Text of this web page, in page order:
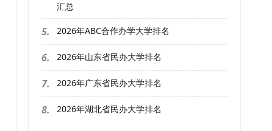
汇总
5. 2026年ABC合作办学大学排名
6. 2026年山东省民办大学排名
7. 2026年广东省民办大学排名
8. 2026年湖北省民办大学排名